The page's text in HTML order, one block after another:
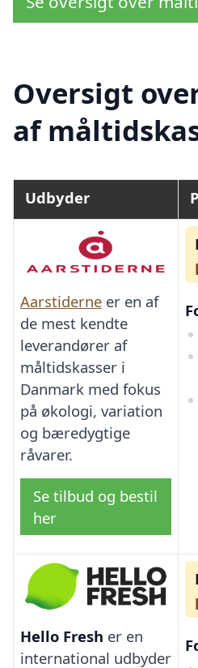
Oversigt
af
Udbyder
Aarstiderne er en af
de mest kendte
leverandører af
måltidskasser i
Danmark med fokus
på økologi, variation
og bæredygtige
råvarer.
Se tilbud og bestil
her
Hello Fresh er en
international udbyder